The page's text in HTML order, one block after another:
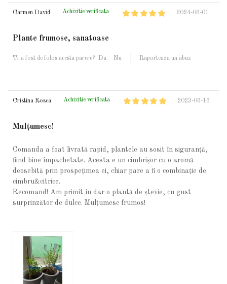
Carmen David Achizitie verificata 2024-06-01
Plante frumose, sanatoase
Ti-a fost de folos acesta parere? Da Nu Raporteaza un abuz
Cristina Rosca Achizitie verificata 2023-06-16
Mulțumesc!
Comanda a foat livrată rapid, plantele au sosit în siguranță,
fiind bine împachetate. Acesta e un cimbrișor cu o aromă
deosebită prin prospețimea ei, chiar pare a fi o combinație de
cimbru&citrice.
Recomand! Am primit în dar o plantă de ștevie, cu gust
surprinzător de dulce. Mulțumesc frumos!